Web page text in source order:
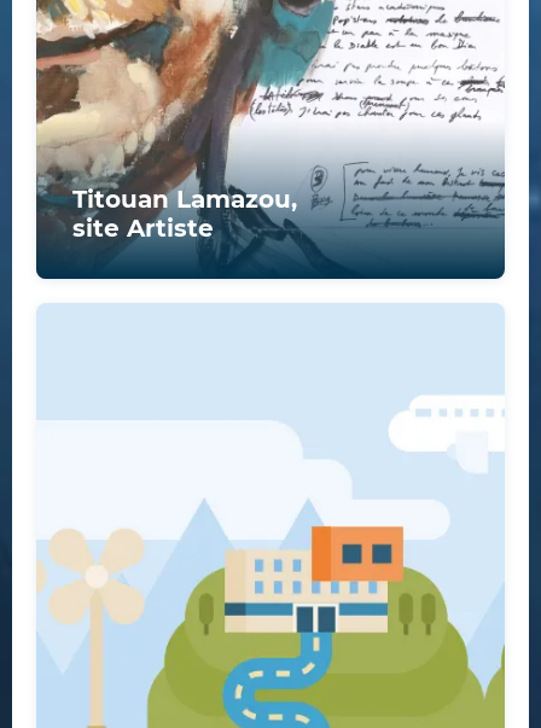
Titouan Lamazou,
site Artiste